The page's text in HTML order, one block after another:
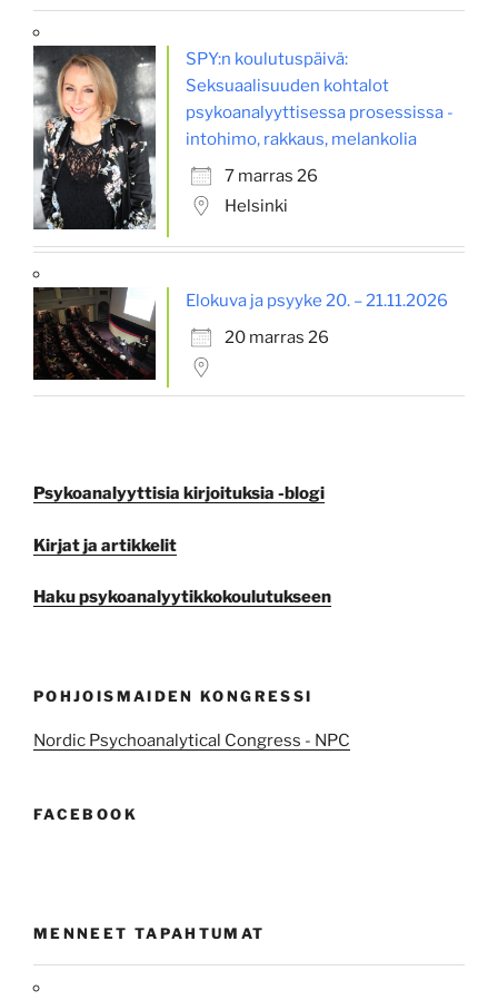
Conference
University
Students,
Brussels
–
5th
October
2024”
SPY:n koulutuspäivä:
Seksuaalisuuden kohtalot
psykoanalyyttisessa prosessissa -
intohimo, rakkaus, melankolia
7 marras 26
Helsinki
Elokuva ja psyyke 20. – 21.11.2026
20 marras 26
Psykoanalyyttisia kirjoituksia -blogi
Kirjat ja artikkelit
Haku psykoanalyytikkokoulutukseen
POHJOISMAIDEN KONGRESSI
Nordic Psychoanalytical Congress - NPC
FACEBOOK
MENNEET TAPAHTUMAT